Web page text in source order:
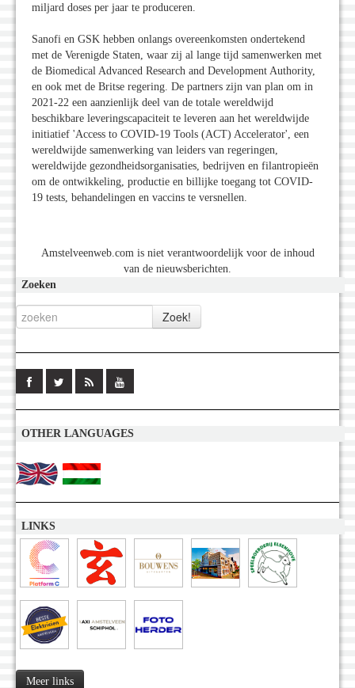
miljard doses per jaar te produceren.
Sanofi en GSK hebben onlangs overeenkomsten ondertekend
met de Verenigde Staten, waar zij al lange tijd samenwerken met
de Biomedical Advanced Research and Development Authority,
en ook met de Britse regering. De partners zijn van plan om in
2021-22 een aanzienlijk deel van de totale wereldwijd
beschikbare leveringscapaciteit te leveren aan het wereldwijde
initiatief 'Access to COVID-19 Tools (ACT) Accelerator', een
wereldwijde samenwerking van leiders van regeringen,
wereldwijde gezondheidsorganisaties, bedrijven en filantropieën
om de ontwikkeling, productie en billijke toegang tot COVID-
19 tests, behandelingen en vaccins te versnellen.
Amstelveenweb.com is niet verantwoordelijk voor de inhoud
van de nieuwsberichten.
Zoeken
OTHER LANGUAGES
LINKS
Meer links